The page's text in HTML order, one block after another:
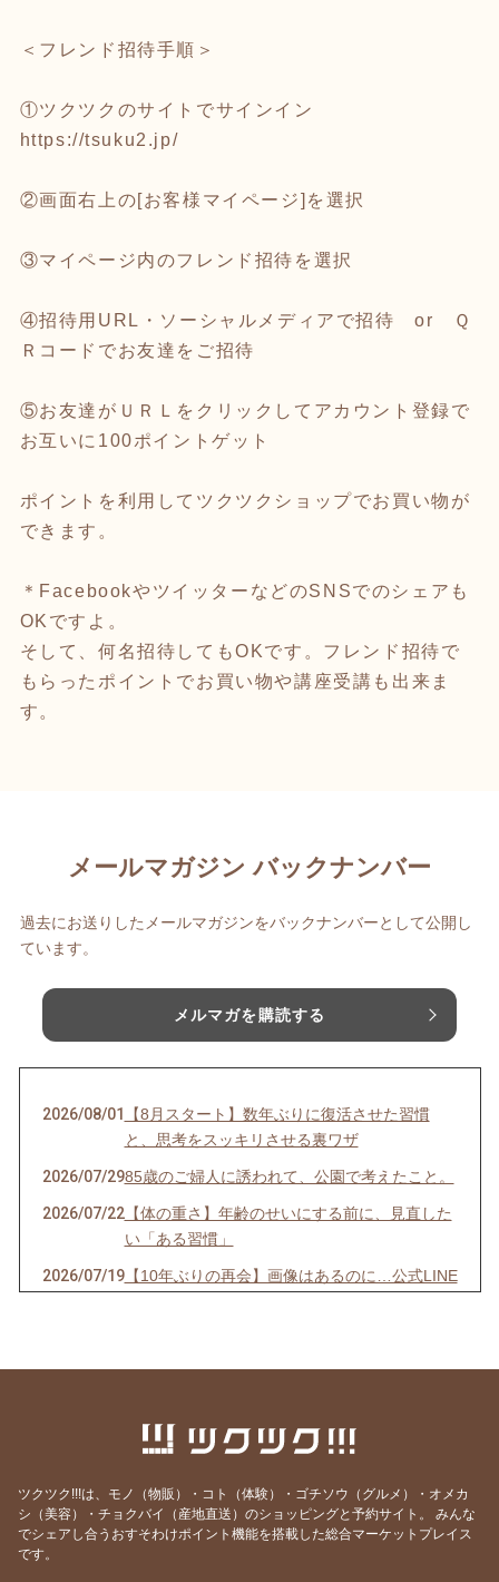
＜フレンド招待手順＞
①ツクツクのサイトでサインイン
https://tsuku2.jp/
②画面右上の[お客様マイページ]を選択
③マイページ内のフレンド招待を選択
④招待用URL・ソーシャルメディアで招待 or Ｑ
Ｒコードでお友達をご招待
⑤お友達がＵＲＬをクリックしてアカウント登録で
お互いに100ポイントゲット
ポイントを利用してツクツクショップでお買い物が
できます。
＊FacebookやツイッターなどのSNSでのシェアも
OKですよ。
そして、何名招待してもOKです。フレンド招待で
もらったポイントでお買い物や講座受講も出来ま
す。
メールマガジン バックナンバー
過去にお送りしたメールマガジンをバックナンバーとして公開し
ています。
メルマガを購読する
2026/08/01
【8月スタート】数年ぶりに復活させた習慣
と、思考をスッキリさせる裏ワザ
2026/07/2985歳のご婦人に誘われて、公園で考えたこと。
2026/07/22【体の重さ】年齢のせいにする前に、見直した
い「ある習慣」
2026/07/19【10年ぶりの再会】画像はあるのに…公式LINE
け、軽やかに挑戦し続ける秘訣
るほど心が動いた理由
2026/06/15 【激痛】1週間前から膝裏が痛くて深くしゃが
ツクツク!!!は、モノ（物販）・コト（体験）・ゴチソウ（グルメ）・オメカ
シ（美容）・チョクバイ（産地直送）のショッピングと予約サイト。
みんな
でシェアし合うおすそわけポイント機能を搭載した総合マーケットプレイス
です。